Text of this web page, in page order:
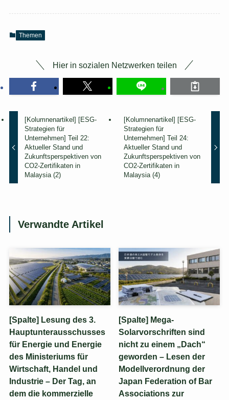
Themen
Hier in sozialen Netzwerken teilen
[Kolumnenartikel] [ESG-
Strategien für
Unternehmen] Teil 22:
Aktueller Stand und
Zukunftsperspektiven von
CO2-Zertifikaten in
Malaysia (2)
[Kolumnenartikel] [ESG-
Strategien für
Unternehmen] Teil 24:
Aktueller Stand und
Zukunftsperspektiven von
CO2-Zertifikaten in
Malaysia (4)
Verwandte Artikel
[Spalte] Lesung des 3.
Hauptunterausschusses
für Energie und Energie
des Ministeriums für
Wirtschaft, Handel und
Industrie – Der Tag, an
dem die kommerzielle
[Spalte] Mega-
Solarvorschriften sind
nicht zu einem „Dach“
geworden – Lesen der
Modellverordnung der
Japan Federation of Bar
Associations zur